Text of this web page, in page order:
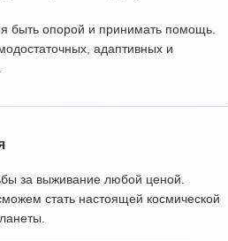
быть опорой и принимать помощь.
адаптивных и
за выживание любой ценой.
стать настоящей космической